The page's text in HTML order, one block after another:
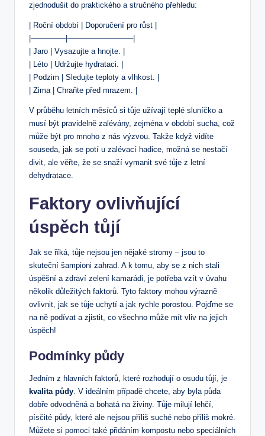
zjednodušit do praktického a stručného přehledu:
| Roční období | Doporučení pro růst |
|————–|————————–|
| Jaro | Vysazujte a hnojte. |
| Léto | Udržujte hydrataci. |
| Podzim | Sledujte teploty a vlhkost. |
| Zima | Chraňte před mrazem. |
V průběhu letních měsíců si tůje užívají teplé sluníčko a
musí být pravidelně zalévány, zejména v období sucha, což
může být pro mnoho z nás výzvou. Takže když vidíte
souseda, jak se potí u zalévací hadice, možná se nestačí
divit, ale věřte, že se snaží vymanit své tůje z letní
dehydratace.
Faktory ovlivňující
úspěch tůjí
Jak se říká, tůje nejsou jen nějaké stromy – jsou to
skuteční šampioni zahrad. A k tomu, aby se z nich stali
úspěšní a zdraví zelení kamarádi, je potřeba vzít v úvahu
několik důležitých faktorů. Tyto faktory mohou výrazně
ovlivnit, jak se tůje uchytí a jak rychle porostou. Pojďme se
na ně podívat a zjistit, co všechno může mít vliv na jejich
úspěch!
Podmínky půdy
Jedním z hlavních faktorů, které rozhodují o osudu tůjí, je
kvalita půdy. V ideálním případě chcete, aby byla půda
dobře odvodněná a bohatá na živiny. Tůje milují lehčí,
písčité půdy, které ale nejsou příliš suché nebo příliš mokré.
Můžete si pomoci také přidáním kompostu nebo speciálních